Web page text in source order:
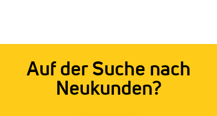
Auf der Suche nach
Neukunden?